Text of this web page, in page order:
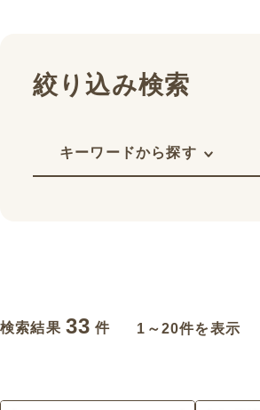
絞り込み検索
キーワードから探す
検索結果 33 件 1～20件を表示